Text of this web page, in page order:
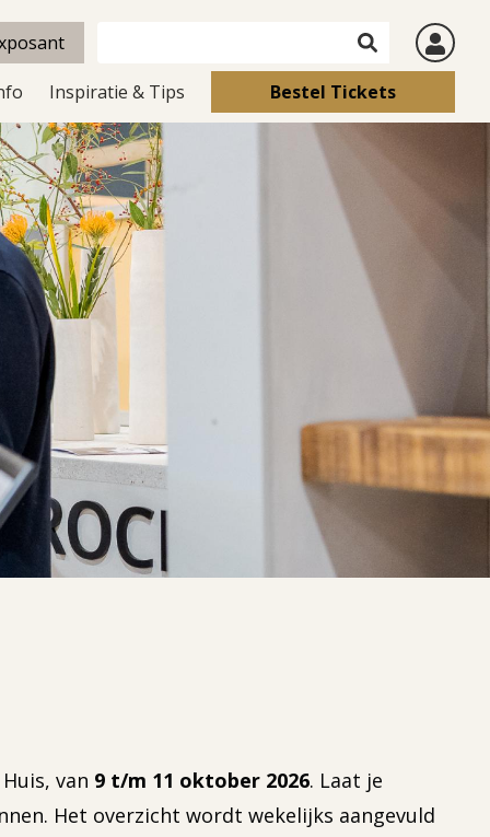
Inspiratie & Tips Bestel Tickets
van 9 t/m 11 oktober 2026. Laat je
Het overzicht wordt wekelijks aangevuld